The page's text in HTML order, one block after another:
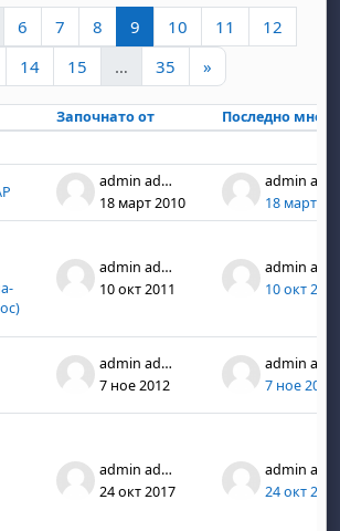
1
6 Страница 6
7 Страница 7
8 Страница 8
9 Страница 9
10 Страница 10
11 Страница 11
12
Страница 13
14Страница 14
15 Страница 15
… 35 Страница 35
»
Започнато от Последно
admin admin
18 март 2010
18 март
admin admin
10 окт 2011
10 окт 2011
admin admin
7 ное 2012
7 ное 2012
admin admin
24 окт 2017
24 окт 2017